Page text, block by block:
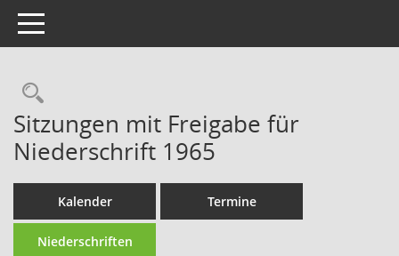
Toggle navigation
Rechercheauswahl
Sitzungen mit Freigabe für
Niederschrift 1965
Kalender Termine
Niederschriften